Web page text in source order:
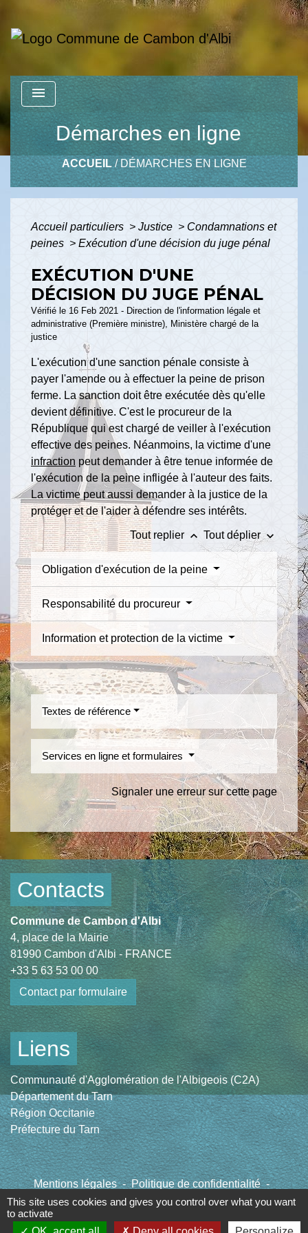
menu
Démarches en ligne
ACCUEIL/DÉMARCHES EN LIGNE
Accueil particuliers > Justice > Condamnations et
peines > Exécution d'une décision du juge pénal
EXÉCUTION D'UNE
DÉCISION DU JUGE PÉNAL
Vérifié le 16 Feb 2021 - Direction de l'information légale et
administrative (Première ministre), Ministère chargé de la
justice
L'exécution d'une sanction pénale consiste à
payer l'amende ou à effectuer la peine de prison
ferme. La sanction doit être exécutée dès qu'elle
devient définitive. C'est le procureur de la
République qui est chargé de veiller à l'exécution
effective des peines. Néanmoins, la victime d'une
infraction peut demander à être tenue informée de
l'exécution de la peine infligée à l'auteur des faits.
La victime peut aussi demander à la justice de la
protéger et de l'aider à défendre ses intérêts.
Tout replier keyboard_arrow_up Tout déplierkeyboard_arrow_down
Obligation d'exécution de la peine
Responsabilité du procureur
Information et protection de la victime
Textes de référence
Services en ligne et formulaires
Signaler une erreur sur cette page
Contacts
Commune de Cambon d'Albi
4, place de la Mairie
81990 Cambon d'Albi - FRANCE
+33 5 63 53 00 00
Contact par formulaire
Liens
Communauté d'Agglomération de l'Albigeois (C2A)
Département du Tarn
Région Occitanie
Préfecture du Tarn
Mentions légales - Politique de confidentialité -
Accessibilité - Plan du site - Gestion des cookies
This site uses cookies and gives you control over what you want
to activate